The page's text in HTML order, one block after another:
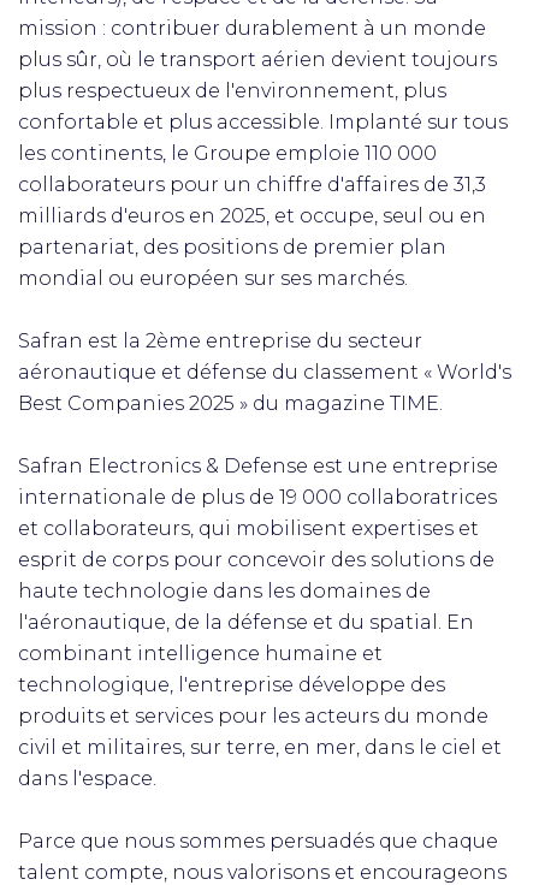
mission : contribuer durablement à un monde
plus sûr, où le transport aérien devient toujours
plus respectueux de l'environnement, plus
confortable et plus accessible. Implanté sur tous
les continents, le Groupe emploie 110 000
collaborateurs pour un chiffre d'affaires de 31,3
milliards d'euros en 2025, et occupe, seul ou en
partenariat, des positions de premier plan
mondial ou européen sur ses marchés.
Safran est la 2ème entreprise du secteur
aéronautique et défense du classement « World's
Best Companies 2025 » du magazine TIME.
Safran Electronics & Defense est une entreprise
internationale de plus de 19 000 collaboratrices
et collaborateurs, qui mobilisent expertises et
esprit de corps pour concevoir des solutions de
haute technologie dans les domaines de
l'aéronautique, de la défense et du spatial. En
combinant intelligence humaine et
technologique, l'entreprise développe des
produits et services pour les acteurs du monde
civil et militaires, sur terre, en mer, dans le ciel et
dans l'espace.
Parce que nous sommes persuadés que chaque
talent compte, nous valorisons et encourageons